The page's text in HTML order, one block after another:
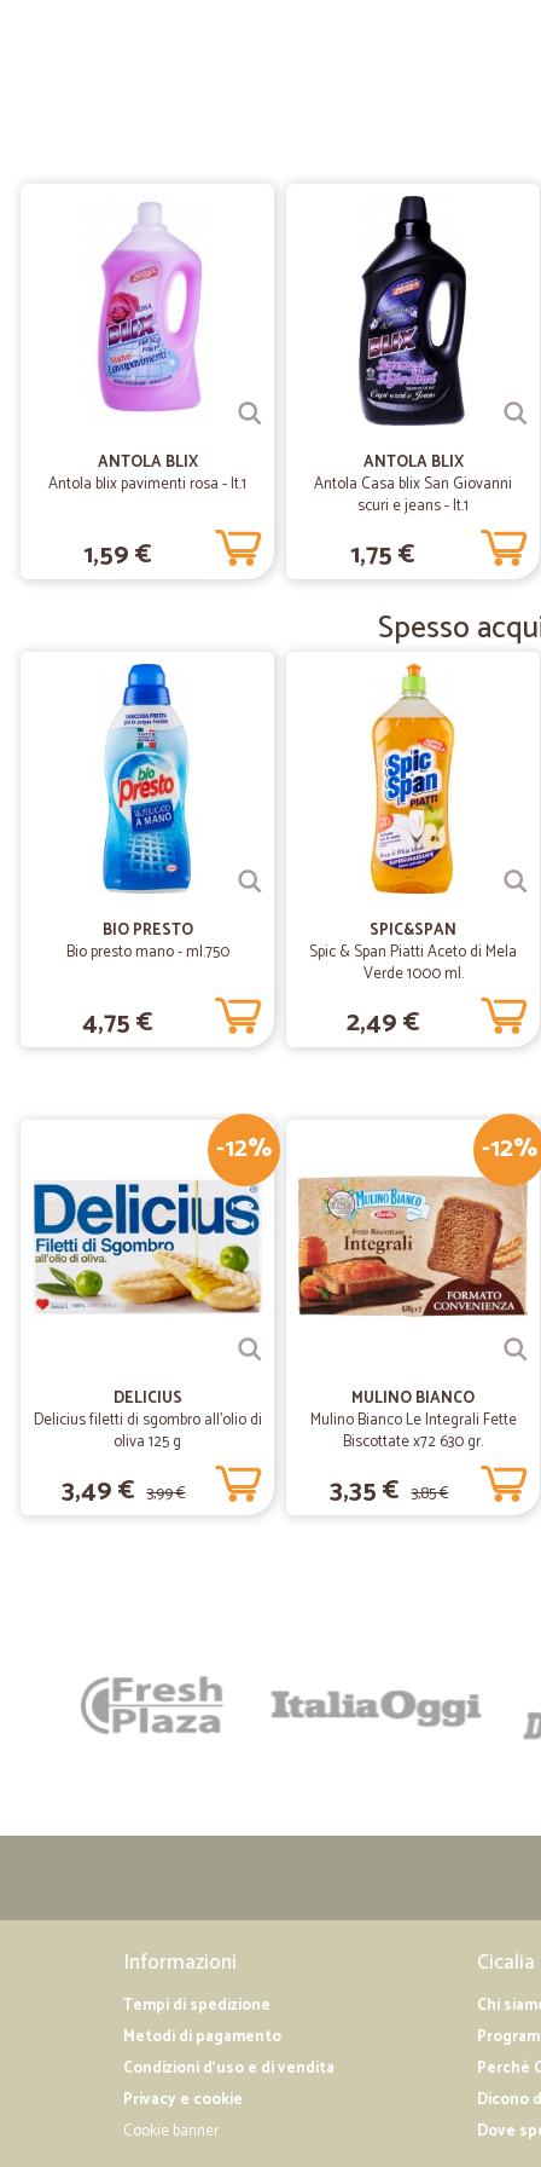
ANTOLA BLIX
Antola blix pavimenti rosa - lt.1
1,59 €
ANTOLA BLIX
Antola Casa blix San Giovanni
scuri e jeans - lt.1
1,75 €
Spesso
BIO PRESTO
Bio presto mano - ml.750
4,75 €
SPIC&SPAN
Spic & Span Piatti Aceto di Mela
Verde 1000 ml.
2,49 €
-12%
DELICIUS
Delicius filetti di sgombro all'olio di
oliva 125 g
3,49 € 3,99 €
-12%
MULINO BIANCO
Mulino Bianco Le Integrali Fette
Biscottate x72 630 gr.
3,35 € 3,85 €
Informazioni
Tempi di spedizione
Metodi di pagamento
Condizioni d'uso e di vendita
Privacy e cookie
Cookie banner
Cicalia
Chi
Perché
Dicono
Dove